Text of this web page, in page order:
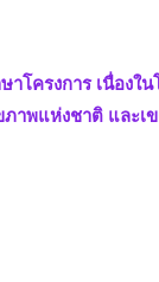
ครงการ เนื่องใน
าพแห่งชาติ และเ